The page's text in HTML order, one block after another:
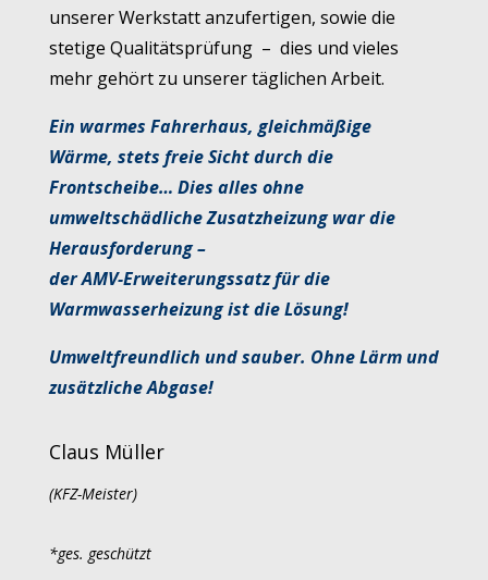
unserer Werkstatt anzufertigen, sowie die
stetige Qualitätsprüfung – dies und vieles
mehr gehört zu unserer täglichen Arbeit.
Ein warmes Fahrerhaus, gleichmäßige
Wärme, stets freie Sicht durch die
Frontscheibe… Dies alles ohne
umweltschädliche Zusatzheizung war die
Herausforderung –
der AMV-Erweiterungssatz für die
Warmwasserheizung ist die Lösung!
Umweltfreundlich und sauber. Ohne Lärm und
zusätzliche Abgase!
Claus Müller
(KFZ-Meister)
*ges. geschützt